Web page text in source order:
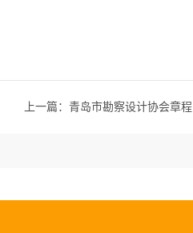
上一篇： 青岛市勘察设计协会章程